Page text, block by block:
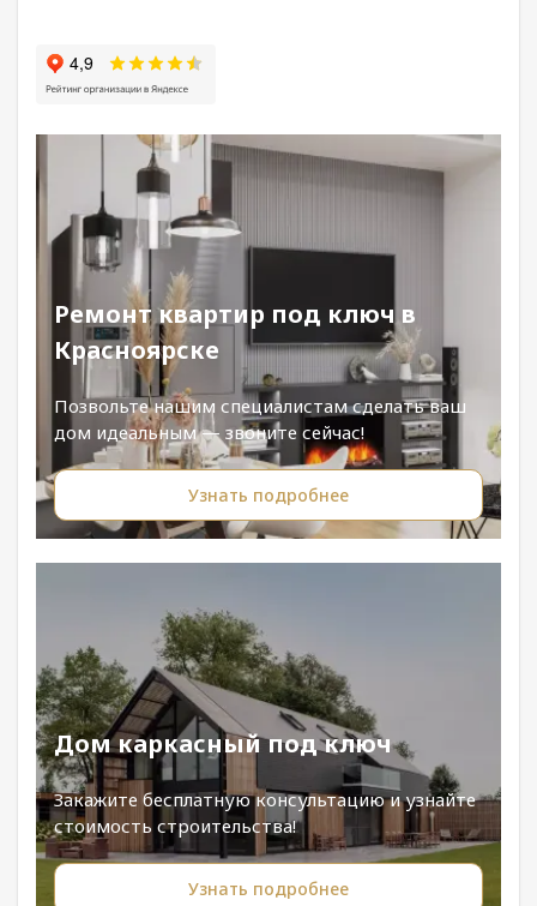
Ремонт квартир под ключ в
Красноярске
Позвольте нашим специалистам сделать ваш
дом идеальным — звоните сейчас!
Узнать подробнее
Дом каркасный под ключ
Закажите бесплатную консультацию и узнайте
стоимость строительства!
Узнать подробнее